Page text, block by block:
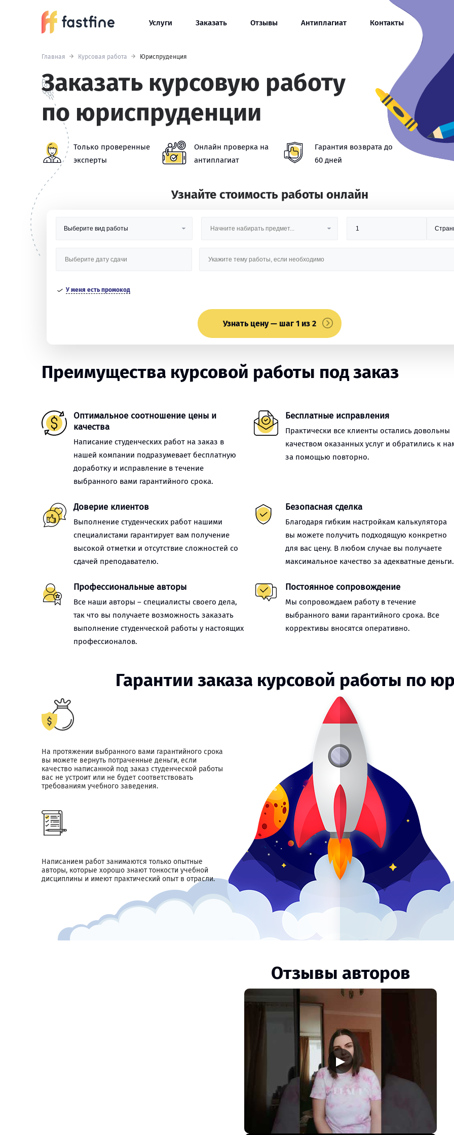
Услуги Заказать Отзывы Антиплагиат Контакты
Главная Курсовая работа Юриспруденция
Заказать курсовую работу
по юриспруденции
Только проверенные
эксперты
Онлайн проверка на
антиплагиат
Гарантия возврата до
60 дней
Узнайте стоимость работы онлайн
У меня есть промокод
Узнать цену — шаг 1 из 2
Преимущества курсовой работы под заказ
Оптимальное соотношение цены и
качества
Написание студенческих работ на заказ в
нашей компании подразумевает бесплатную
доработку и исправление в течение
выбранного вами гарантийного срока.
Бесплатные исправления
Практически все клиенты остались довольны
качеством оказанных услуг и обратились к
за помощью повторно.
Доверие клиентов
Выполнение студенческих работ нашими
специалистами гарантирует вам получение
высокой отметки и отсутствие сложностей со
сдачей преподавателю.
Безопасная сделка
Благодаря гибким настройкам калькулятора
вы можете получить подходящую конкретно
для вас цену. В любом случае вы получаете
максимальное качество за адекватные деньги.
Профессиональные авторы
Все наши авторы – специалисты своего дела,
так что вы получаете возможность заказать
выполнение студенческой работы у настоящих
профессионалов.
Постоянное сопровождение
Мы сопровождаем работу в течение
выбранного вами гарантийного срока. Все
коррективы вносятся оперативно.
Гарантии заказа курсовой работы по
На протяжении выбранного вами гарантийного срока
вы можете вернуть потраченные деньги, если
качество написанной под заказ студенческой работы
вас не устроит или не будет соответствовать
требованиям учебного заведения.
Написанием работ занимаются только опытные
авторы, которые хорошо знают тонкости учебной
дисциплины и имеют практический опыт в отрасли.
Отзывы авторов
▶